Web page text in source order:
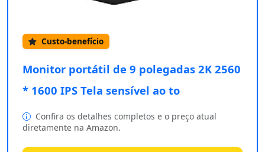
Custo-benefício
Monitor portátil de 9 polegadas 2K 2560
* 1600 IPS Tela sensível ao to
Confira os detalhes completos e o preço atual
diretamente na Amazon.